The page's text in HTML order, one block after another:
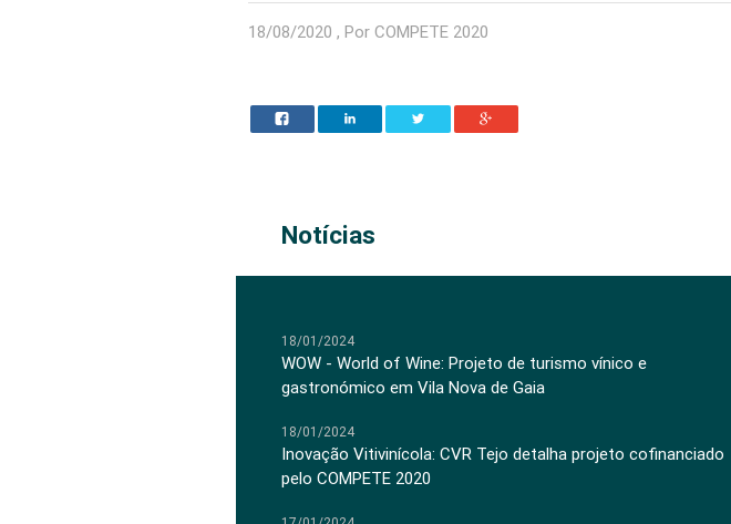
18/08/2020 , Por COMPETE 2020
Notícias
18/01/2024
WOW - World of Wine: Projeto de turismo vínico e
gastronómico em Vila Nova de Gaia
18/01/2024
Inovação Vitivinícola: CVR Tejo detalha projeto cofinanciado
pelo COMPETE 2020